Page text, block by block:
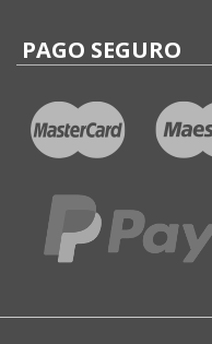
PAGO SEGURO